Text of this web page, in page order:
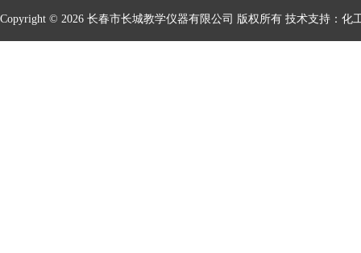
Copyright © 2026 长春市长城教学仪器有限公司 版权所有 技术支持： 化